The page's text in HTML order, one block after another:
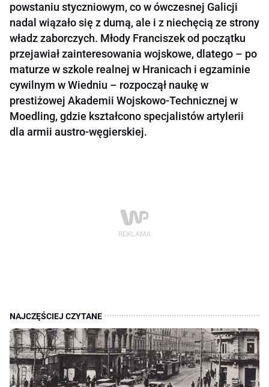
powstaniu styczniowym, co w ówczesnej Galicji
nadal wiązało się z dumą, ale i z niechęcią ze strony
władz zaborczych. Młody Franciszek od początku
przejawiał zainteresowania wojskowe, dlatego – po
maturze w szkole realnej w Hranicach i egzaminie
cywilnym w Wiedniu – rozpoczął naukę w
prestiżowej Akademii Wojskowo-Technicznej w
Moedling, gdzie kształcono specjalistów artylerii
dla armii austro-węgierskiej.